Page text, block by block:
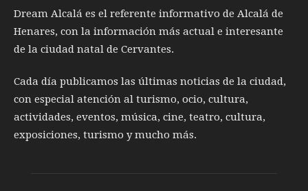
Dream Alcalá es el referente informativo de Alcalá de
Henares, con la información más actual e interesante
de la ciudad natal de Cervantes.
Cada día publicamos las últimas noticias de la ciudad,
con especial atención al turismo, ocio, cultura,
actividades, eventos, música, cine, teatro, cultura,
exposiciones, turismo y mucho más.